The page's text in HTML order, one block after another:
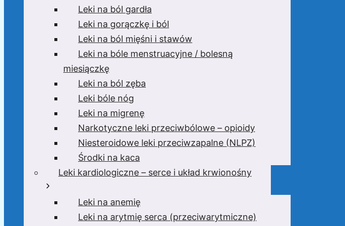
Leki na ból gardła
Leki na gorączkę i ból
Leki na ból mięśni i stawów
Leki na bóle menstruacyjne / bolesną
miesiączkę
Leki na ból zęba
Leki bóle nóg
Leki na migrenę
Narkotyczne leki przeciwbólowe – opioidy
Niesteroidowe leki przeciwzapalne (NLPZ)
Środki na kaca
Leki kardiologiczne – serce i układ krwionośny
Leki na anemię
Leki na arytmię serca (przeciwarytmiczne)